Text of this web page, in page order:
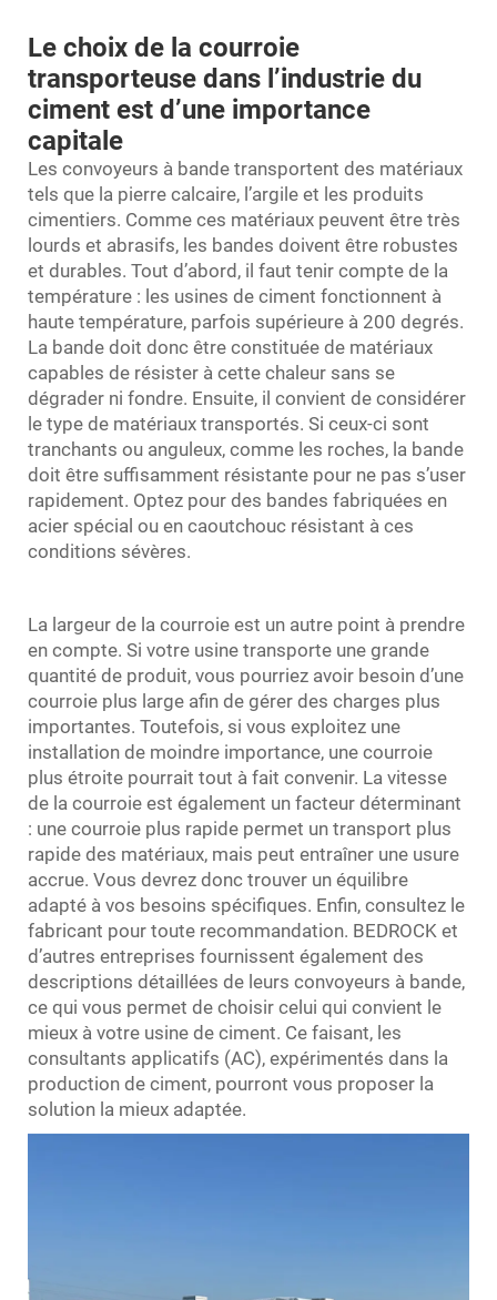
Le choix de la courroie
transporteuse dans l’industrie du
ciment est d’une importance
capitale
Les convoyeurs à bande transportent des matériaux
tels que la pierre calcaire, l’argile et les produits
cimentiers. Comme ces matériaux peuvent être très
lourds et abrasifs, les bandes doivent être robustes
et durables. Tout d’abord, il faut tenir compte de la
température : les usines de ciment fonctionnent à
haute température, parfois supérieure à 200 degrés.
La bande doit donc être constituée de matériaux
capables de résister à cette chaleur sans se
dégrader ni fondre. Ensuite, il convient de considérer
le type de matériaux transportés. Si ceux-ci sont
tranchants ou anguleux, comme les roches, la bande
doit être suffisamment résistante pour ne pas s’user
rapidement. Optez pour des bandes fabriquées en
acier spécial ou en caoutchouc résistant à ces
conditions sévères.
La largeur de la courroie est un autre point à prendre
en compte. Si votre usine transporte une grande
quantité de produit, vous pourriez avoir besoin d’une
courroie plus large afin de gérer des charges plus
importantes. Toutefois, si vous exploitez une
installation de moindre importance, une courroie
plus étroite pourrait tout à fait convenir. La vitesse
de la courroie est également un facteur déterminant
: une courroie plus rapide permet un transport plus
rapide des matériaux, mais peut entraîner une usure
accrue. Vous devrez donc trouver un équilibre
adapté à vos besoins spécifiques. Enfin, consultez le
fabricant pour toute recommandation. BEDROCK et
d’autres entreprises fournissent également des
descriptions détaillées de leurs convoyeurs à bande,
ce qui vous permet de choisir celui qui convient le
mieux à votre usine de ciment. Ce faisant, les
consultants applicatifs (AC), expérimentés dans la
production de ciment, pourront vous proposer la
solution la mieux adaptée.